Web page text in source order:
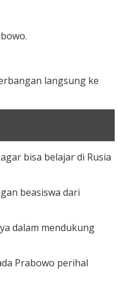
langsung ke
bisa belajar di Rusia
beasiswa dari
dalam mendukung
Prabowo perihal